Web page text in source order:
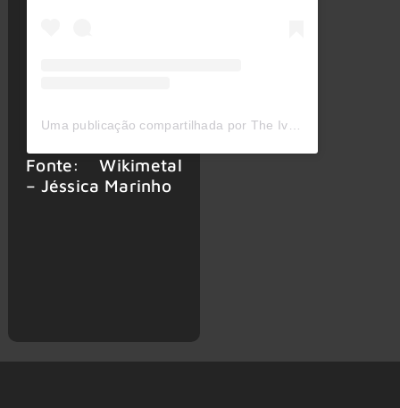
Fonte: Wikimetal
– Jéssica Marinho